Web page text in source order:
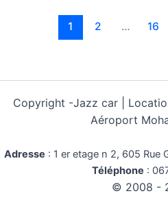
1 2 … 16
Copyright -Jazz car |
Aéroport
Adresse : 1 er etage n 2, 605 Rue
Téléphone :
© 2008 -